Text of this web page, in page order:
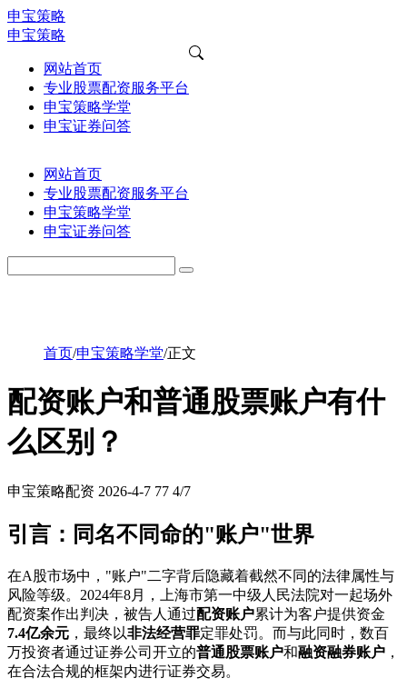
申宝策略
申宝策略
网站首页
专业股票配资服务平台
申宝策略学堂
申宝证券问答
网站首页
专业股票配资服务平台
申宝策略学堂
申宝证券问答
首页/申宝策略学堂/正文
配资账户和普通股票账户有什
么区别？
申宝策略配资 2026-4-7 77 4/7
引言：同名不同命的"账户"世界
在A股市场中，"账户"二字背后隐藏着截然不同的法律属性与
风险等级。2024年8月，上海市第一中级人民法院对一起场外
配资案作出判决，被告人通过配资账户累计为客户提供资金
7.4亿余元 ，最终以非法经营罪定罪处罚。而与此同时，数百
万投资者通过证券公司开立的普通股票账户和融资融券账户 ，
在合法合规的框架内进行证券交易。